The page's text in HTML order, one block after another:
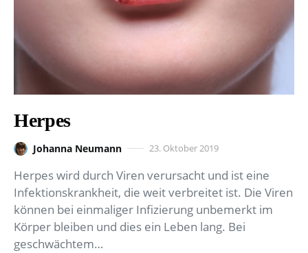
Herpes
Johanna Neumann 23. Oktober 2019
Herpes wird durch Viren verursacht und ist eine
Infektionskrankheit, die weit verbreitet ist. Die Viren
können bei einmaliger Infizierung unbemerkt im
Körper bleiben und dies ein Leben lang. Bei
geschwächtem…